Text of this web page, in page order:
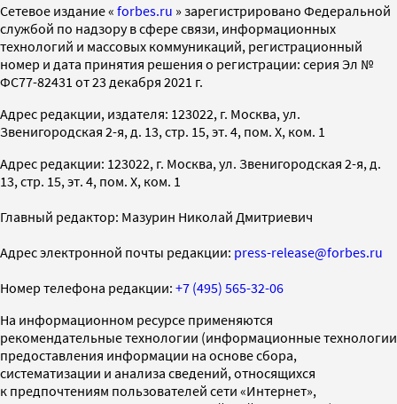
Cетевое издание « forbes.ru » зарегистрировано Федеральной
службой по надзору в сфере связи, информационных
технологий и массовых коммуникаций, регистрационный
номер и дата принятия решения о регистрации: серия Эл №
ФС77-82431 от 23 декабря 2021 г.
Адрес редакции, издателя: 123022, г. Москва, ул.
Звенигородская 2-я, д. 13, стр. 15, эт. 4, пом. X, ком. 1
Адрес редакции: 123022, г. Москва, ул. Звенигородская 2-я, д.
13, стр. 15, эт. 4, пом. X, ком. 1
Главный редактор: Мазурин Николай Дмитриевич
Адрес электронной почты редакции: press-release@forbes.ru
Номер телефона редакции: +7 (495) 565-32-06
На информационном ресурсе применяются
рекомендательные технологии (информационные технологии
предоставления информации на основе сбора,
систематизации и анализа сведений, относящихся
к предпочтениям пользователей сети «Интернет»,